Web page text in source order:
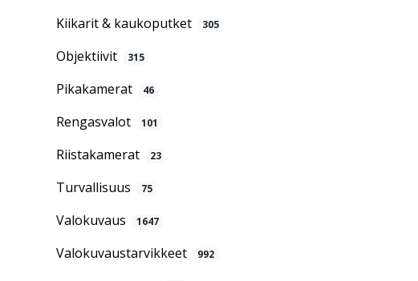
Kiikarit & kaukoputket 305
Objektiivit 315
Pikakamerat 46
Rengasvalot 101
Riistakamerat 23
Turvallisuus 75
Valokuvaus 1647
Valokuvaustarvikkeet 992